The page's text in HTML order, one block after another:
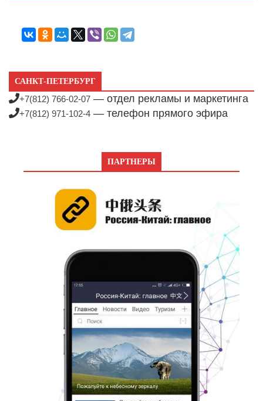
САНКТ-ПЕТЕРБУРГ
+7(812) 766-02-07 — отдел рекламы и маркетинга
+7(812) 971-102-4 — телефон прямого эфира
ПАРТНЕРЫ